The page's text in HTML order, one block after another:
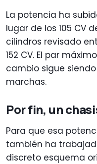
La potencia ha
lugar de los 105 CV
cilindros revisado
152 CV. El par
cambio sigue
marchas.
Por fin, un
Para que esa
también ha
discreto esquema